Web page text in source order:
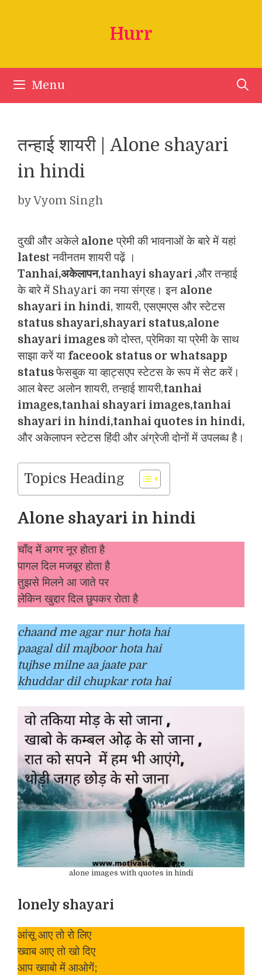
Hurr
Menu
तन्हाई शायरी | Alone shayari
in hindi
byVyom Singh
दुखी और अकेले alone प्रेमी की भावनाओं के बारे में यहां
latest नवीनतम शायरी पढ़ें ।
Tanhai,अकेलापन,tanhayi shayari ,और तन्हाई
के बारे में Shayari का नया संग्रह। इन alone
shayari in hindi, शायरी, एसएमएस और स्टेटस
status shayari,shayari status,alone
shayari imagesको दोस्त, प्रेमिका या प्रेमी के साथ
साझा करें या faceook status or whatsapp
statusफेसबुक या व्हाट्सएप स्टेटस के रूप में सेट करें।
आल बेस्ट अलोन शायरी, तन्हाई शायरी,tanhai
images,tanhai shayari images,tanhai
shayari in hindi,tanhai quotes in hindi,
और अकेलापन स्टेटस हिंदी और अंग्रेजी दोनों में उपलब्ध है।
Topics Heading
Alone shayari in hindi
चाँद में अगर नूर होता है
पागल दिल मजबूर होता है
तुझसे मिलने आ जाते पर
लेकिन खुद्दार दिल छुपकर रोता है
chaand me agar nur hota hai
paagal dil majboor hota hai
tujhse milne aa jaate par
khuddar dil chupkar rota hai
alone images with quotes in hindi
lonely shayari
आंसू आए तो रो लिए
ख्वाब आए तो खो दिए
आप ख्वाबो में आओगें;